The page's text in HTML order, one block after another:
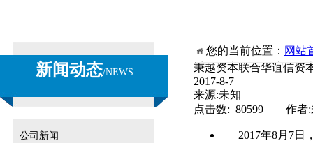
您的当前位置： 网站
公司新闻
新闻动态/NEWS
秉越资本联合华谊信资
2017-8-7
来源:未知
点击数: 80599 作者:
2017年8月7日，